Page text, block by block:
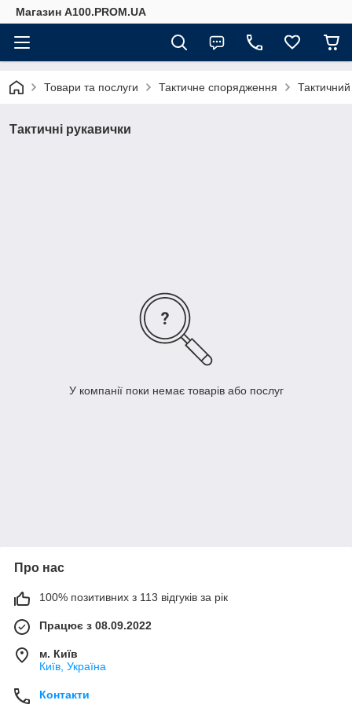
Магазин A100.PROM.UA
Товари та послуги Тактичне спорядження
Тактичні рукавички
У компанії поки немає товарів або послуг
Про нас
100% позитивних з 113 відгуків за рік
Працює з 08.09.2022
м. Київ
Київ, Україна
Контакти